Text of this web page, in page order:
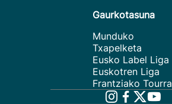
Gaurkotasuna
Munduko
Txapelketa
Eusko Label Liga
Euskotren Liga
Frantziako Tourra